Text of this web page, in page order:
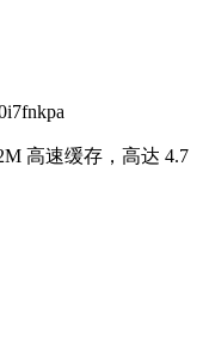
高速缓存，高达 4.7